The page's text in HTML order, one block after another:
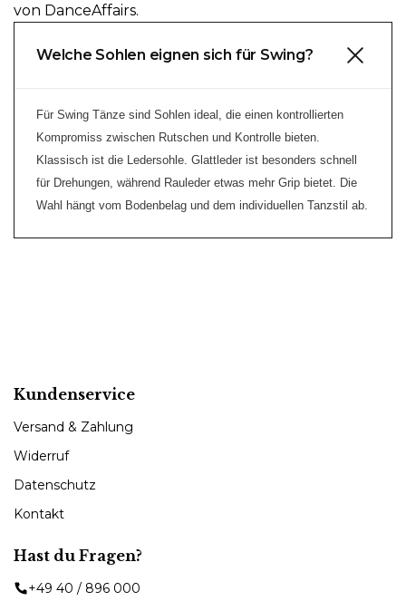
von DanceAffairs.
Welche Sohlen eignen sich für Swing?
Für Swing Tänze sind Sohlen ideal, die einen kontrollierten
Kompromiss zwischen Rutschen und Kontrolle bieten.
Klassisch ist die Ledersohle. Glattleder ist besonders schnell
für Drehungen, während Rauleder etwas mehr Grip bietet. Die
Wahl hängt vom Bodenbelag und dem individuellen Tanzstil ab.
Kundenservice
Versand & Zahlung
Widerruf
Datenschutz
Kontakt
Hast du Fragen?
+49 40 / 896 000